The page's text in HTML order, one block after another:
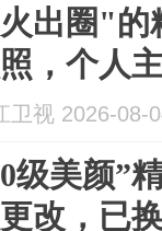
出圈"的
，个人
面，同事
卫视 2026-08-
级美颜”
改，已